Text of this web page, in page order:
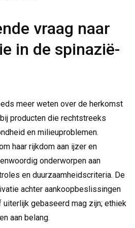
vraag naar
in de spinazië-
meer weten over de herkomst
producten die rechtstreeks
en milieuproblemen.
haar rijkdom aan ijzer en
onderworpen aan
en duurzaamheidscriteria. De
achter aankoopbeslissingen
gebaseerd mag zijn; ethiek
aan belang.